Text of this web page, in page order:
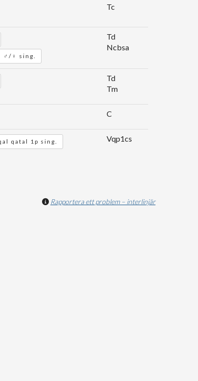
Tc
♂/♀ sing.
Td
Ncbsa
Td
Tm
C
qatal 1p sing. Vqp1cs
Rapportera ett problem – interlinjär